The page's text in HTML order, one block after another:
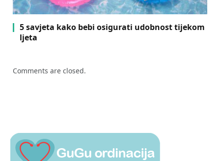
5 savjeta kako bebi osigurati udobnost tijekom
ljeta
Comments are closed.